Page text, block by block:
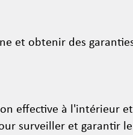
et obtenir des
effective à l'intérieur
surveiller et garantir